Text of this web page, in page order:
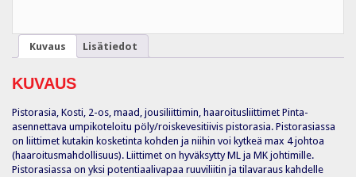
Kuvaus Lisätiedot
KUVAUS
Pistorasia, Kosti, 2-os, maad, jousiliittimin, haaroitusliittimet Pinta-
asennettava umpikoteloitu pöly/roiskevesitiivis pistorasia. Pistorasiassa
on liittimet kutakin kosketinta kohden ja niihin voi kytkeä max 4 johtoa
(haaroitusmahdollisuus). Liittimet on hyväksytty ML ja MK johtimille.
Pistorasiassa on yksi potentiaalivapaa ruuviliitin ja tilavaraus kahdelle